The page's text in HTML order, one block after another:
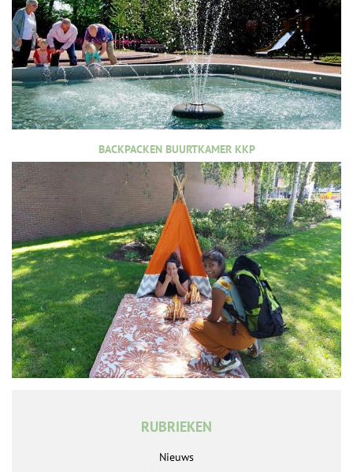
BACKPACKEN BUURTKAMER KKP
RUBRIEKEN
Nieuws